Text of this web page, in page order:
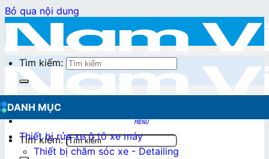
Bỏ qua nội dung
Tìm kiếm:
Tìm kiếm:
DANH MỤC
Thiết bị rửa xe ô tô xe máy
Thiết bị chăm sóc xe - Detailing